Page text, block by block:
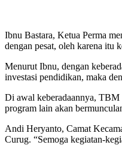
Ibnu Bastara, Ketua Perma
dengan pesat, oleh karena itu
Menurut Ibnu, dengan
investasi pendidikan, maka
Di awal keberadaannya, TBM
program lain akan
Andi Heryanto, Camat
Curug. “Semoga kegiatan-